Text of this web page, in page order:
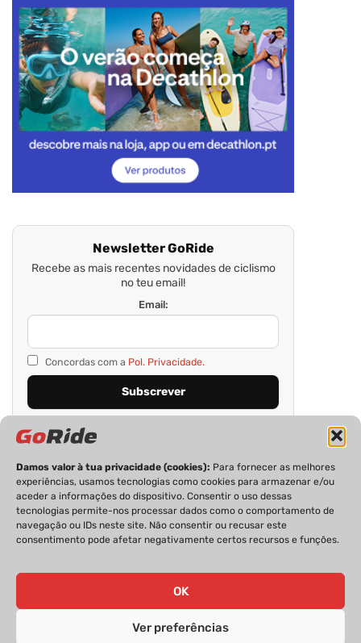
Damos valor à tua privacidade (cookies): Para fornecer as melhores
experiências, usamos tecnologias como cookies para armazenar e/ou
aceder a informações do dispositivo. Consentir o uso dessas
tecnologias permite-nos processar dados como o comportamento de
navegação ou IDs neste site. Não consentir ou recusar este
consentimento pode afetar negativamente certos recursos e funções.
OK
Ver preferências
Newsletter GoRide
Recebe as mais recentes novidades de ciclismo
no teu email!
Email:
Concordas com a Pol. Privacidade.
PRIVACIDADE FICHA TÉCNICA
ESTATUTO EDITORIAL